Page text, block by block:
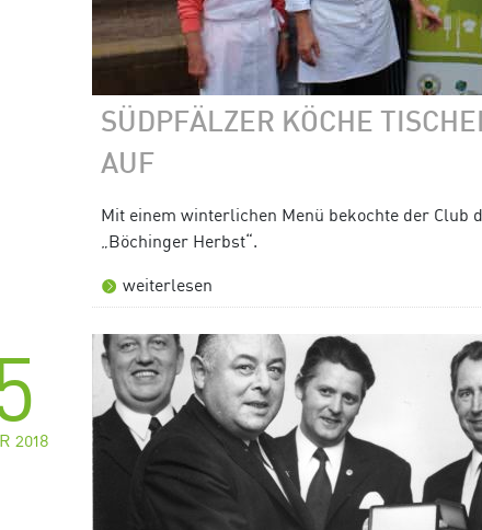
SÜDPFÄLZER KÖCHE
AUF
Mit einem winterlichen Menü bekochte der Club
„Böchinger Herbst“.
weiterlesen
2018